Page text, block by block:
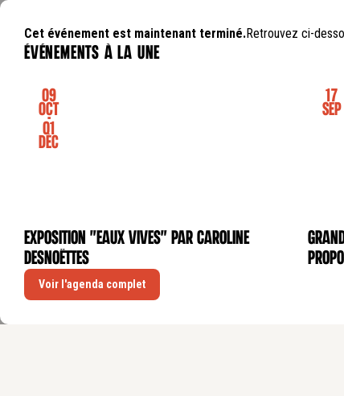
Cet événement est maintenant terminé.Retrouvez ci-
événements à la une
EXPOSITION
09
Oct
-
01
Déc
Exposition "Eaux Vives" par Caroline
Desnoëttes
17
Sep
Voir l'agenda complet